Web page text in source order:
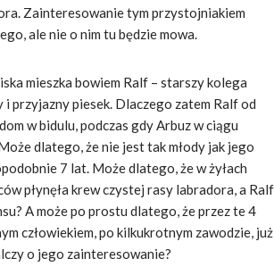
Zainteresowanie tym przystojniakiem
ale nie o nim tu będzie mowa.
mieszka bowiem Ralf – starszy kolega
i przyjazny piesek. Dlaczego zatem Ralf od
w bidulu, podczas gdy Arbuz w ciągu
dlatego, że nie jest tak młody jak jego
7 lat. Może dlatego, że w żyłach
płynęła krew czystej rasy labradora, a Ralf
A może po prostu dlatego, że przez te 4
człowiekiem, po kilkukrotnym zawodzie, już
o jego zainteresowanie?